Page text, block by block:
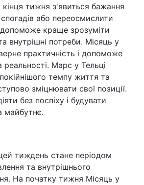
тижня з'явиться бажання
або переосмислити
допоможе краще зрозуміти
внутрішні потреби. Місяць у
практичність і допоможе
Марс у Тельці
темпу життя та
зміцнювати свої позиції.
без поспіху і будувати
майбутнє.
тиждень стане періодом
та внутрішнього
На початку тижня Місяць у